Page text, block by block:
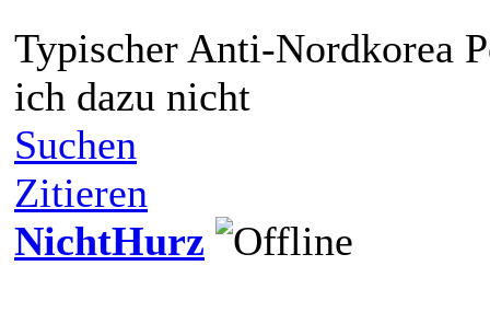
Typischer Anti-Nordkorea
ich dazu nicht
Suchen
Zitieren
NichtHurz